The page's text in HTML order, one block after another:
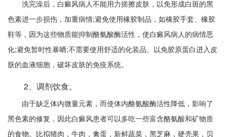
洗完澡后，白癜风病人不能用力搓擦皮肤，以免形成白斑的黑
色素进一步损伤，加重病情;避免使用橡胶制品，如橡胶手套、橡胶
鞋等，因为这些物质能抑制酪氨酸酶活性，使白癜风病人的病情恶
化;避免暂时性暴晒;不需要使用舒适的化装品。以免胶原蛋白进入皮
肤的血液细胞，破坏皮肤的免疫系统。
2、调剂饮食。
由于缺乏体内微量元素，而使体内酪氨酸酶活性降低，影响了
黑色素的修复，因此白癜风患者可以多吃一些富含酪氨酸和矿物质
的食物。比拟猪肉，牛肉，禽蛋，新鲜蔬菜，黑芝麻，硬壳果，贝